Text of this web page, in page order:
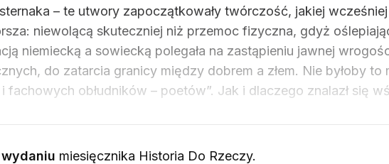
– te utwory zapoczątkowały twórczość, jakiej
niewolącą skuteczniej niż przemoc fizyczna, gdyż
niemiecką a sowiecką polegała na zastąpieniu jawnej
do zatarcia granicy między dobrem a złem. Nie byłoby
obłudników – poetów”. Jak i dlaczego znalazł się
miesięcznika Historia Do Rzeczy.